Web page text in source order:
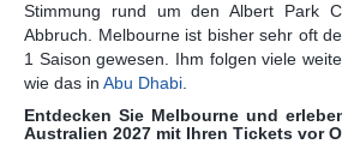
Stimmung rund um den Albert Park
Abbruch. Melbourne ist bisher sehr oft
1 Saison gewesen. Ihm folgen viele
wie das in Abu Dhabi
Entdecken Sie Melbourne und
Australien 2027 mit Ihren Tickets vor